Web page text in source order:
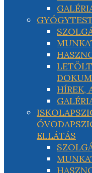
HÍREK,
ELLÁTÁS